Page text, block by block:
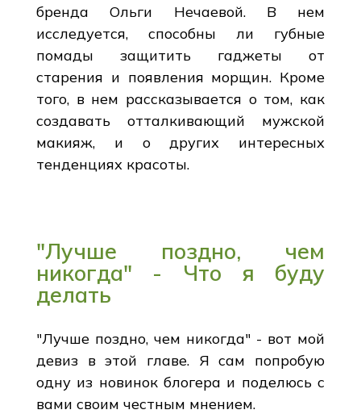
бренда Ольги Нечаевой. В нем
исследуется, способны ли губные
помады защитить гаджеты от
старения и появления морщин. Кроме
того, в нем рассказывается о том, как
создавать отталкивающий мужской
макияж, и о других интересных
тенденциях красоты.
"Лучше поздно, чем
никогда" - Что я буду
делать
"Лучше поздно, чем никогда" - вот мой
девиз в этой главе. Я сам попробую
одну из новинок блогера и поделюсь с
вами своим честным мнением.